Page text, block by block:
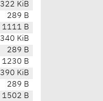
322 KiB
289 B
1111 B
340 KiB
289 B
1230 B
390 KiB
289 B
1502 B